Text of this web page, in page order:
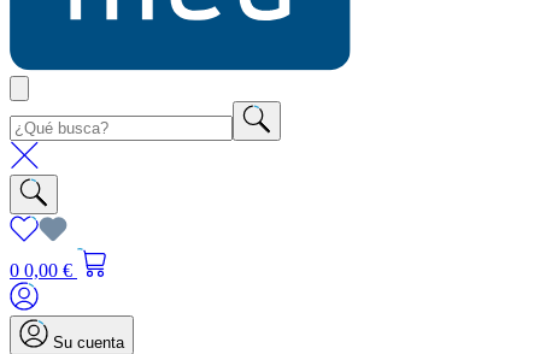
0 0,00 €
Su cuenta